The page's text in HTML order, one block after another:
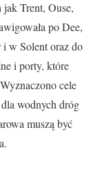
Trent, Ouse,
po Dee,
i w Solent oraz do
i porty, które
cele
wodnych dróg
muszą być